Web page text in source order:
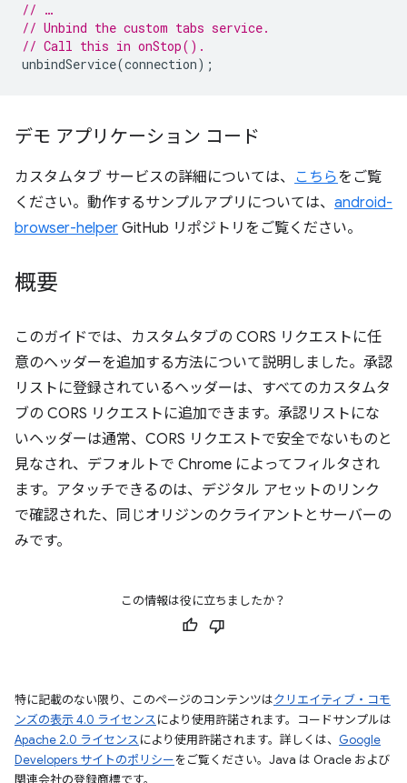
// …
// Unbind the custom tabs service.
// Call this in onStop().
unbindService(connection);
デモ アプリケーション コード
カスタムタブ サービスの詳細については、 こちらをご覧
ください。動作するサンプルアプリについては、 android-
browser-helper GitHub リポジトリをご覧ください。
概要
このガイドでは、カスタムタブの CORS リクエストに任
意のヘッダーを追加する方法について説明しました。承認
リストに登録されているヘッダーは、すべてのカスタムタ
ブの CORS リクエストに追加できます。承認リストにな
いヘッダーは通常、CORS リクエストで安全でないものと
見なされ、デフォルトで Chrome によってフィルタされ
ます。アタッチできるのは、デジタル アセットのリンク
で確認された、同じオリジンのクライアントとサーバーの
みです。
この情報は役に立ちましたか？
特に記載のない限り、このページのコンテンツはクリエイティブ・コモ
ンズの表示 4.0 ライセンスにより使用許諾されます。コードサンプルは
Apache 2.0 ライセンスにより使用許諾されます。詳しくは、 Google
Developers サイトのポリシーをご覧ください。Java は Oracle および
関連会社の登録商標です。